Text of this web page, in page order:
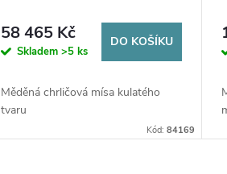
58 465 Kč
Skladem >5 ks
DO KOŠÍKU
Měděná chrličová mísa kulatého
tvaru
Kód:84169